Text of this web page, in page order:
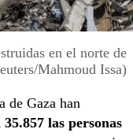
en el norte de
Mahmoud Issa)
de Gaza han
35.857 las personas